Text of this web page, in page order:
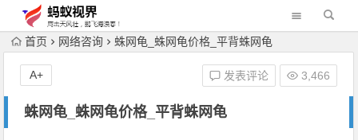
首页 网络咨询 蛛网龟_蛛网龟价格_平背蛛网龟
蛛网龟_蛛网龟价格_平背蛛网龟
发表评论 3,466
A+